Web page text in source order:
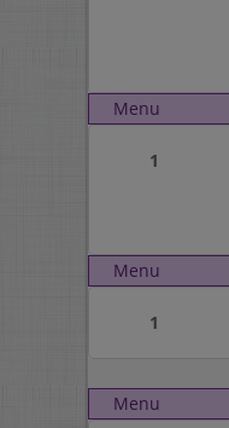
Menu
1
Menu
1
Menu